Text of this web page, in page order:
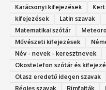
Karácsonyi kifejezések
kifejezések
Latin szavak
Matematikai szótár
Művészeti kifejezések
Név - nevek - keresztnevek
Okostelefon szótár és
Olasz eredetű idegen szavak
Régies szavak
Rímfajták